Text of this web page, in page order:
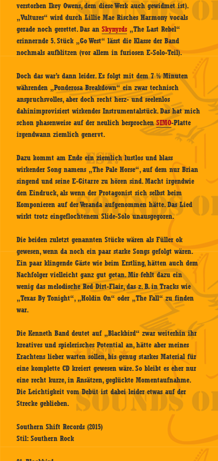
verstorben Ikey Owens, dem diese Werk auch gewidmet ist).
„Vultures“ wird durch Lillie Mae Risches Harmony vocals
gerade noch gerettet. Das anSkynyrds „The Last Rebel“
erinnernde 5. Stück „Go West“ lässt die Klasse der Band
nochmals aufblitzen (vor allem in furiosen E-Solo-Teil).
Doch das war’s dann leider. Es folgt mit dem 7 ½ Minuten
währenden „Ponderosa Breakdown“ ein zwar technisch
anspruchsvolles, aber doch recht herz- und seelenlos
dahinimprovisiert wirkendes Instrumentalstück. Das hat mich
schon phasenweise auf der neulich besprochenSIMO-Platte
irgendwann ziemlich genervt.
Dazu kommt am Ende ein ziemlich lustlos und blass
wirkender Song namens „The Pale Horse“, auf dem nur Brian
singend und seine E-Gitarre zu hören sind. Macht irgendwie
den Eindruck, als wenn der Protagonist sich selbst beim
Komponieren auf der Veranda aufgenommen hätte. Das Lied
wirkt trotz eingeflochtenem Slide-Solo unausgegoren.
Die beiden zuletzt genannten Stücke wären als Füller ok
gewesen, wenn da noch ein paar starke Songs gefolgt wären.
Ein paar klingende Gäste wie beim Erstling, hätten auch dem
Nachfolger vielleicht ganz gut getan. Mir fehlt dazu ein
wenig das melodische Red Dirt-Flair, das z. B. in Tracks wie
„Texas By Tonight“, „Holdin On“ oder „The Fall“ zu finden
war.
Die Kenneth Band deutet auf „Blackbird“ zwar weiterhin ihr
kreatives und spielerisches Potential an, hätte aber meines
Erachtens lieber warten sollen, bis genug starkes Material für
eine komplette CD kreiert gewesen wäre. So bleibt es eher nur
eine recht kurze, in Ansätzen, geglückte Momentaufnahme.
Die Leichtigkeit vom Debüt ist dabei leider etwas auf der
Strecke geblieben.
Southern Shift Records (2015)
Stil: Southern Rock